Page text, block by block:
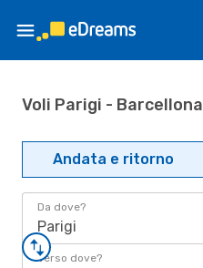
Voli Parigi - Barcellona
Andata e ritorno
Da dove?
Parigi
Verso dove?